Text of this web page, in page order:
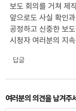
보도 회의를 거쳐 제
앞으로도 사실 확인
공정하고 신중한 보
시청자 여러분의 지
답글
여러분의 의견을 남겨주